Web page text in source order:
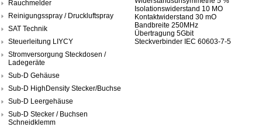
Rauchmelder
Reinigungsspray / Druckluftspray
SAT Technik
Steuerleitung LIYCY
Stromversorgung Steckdosen /
Ladegeräte
Sub-D Gehäuse
Sub-D HighDensity Stecker/Buchse
Sub-D Leergehäuse
Sub-D Stecker / Buchsen
Schneidklemm
Isolationswiderstand 10 MO
Kontaktwiderstand 30 mO
Bandbreite 250MHz
Übertragung 5Gbit
Steckverbinder IEC 60603-7-5